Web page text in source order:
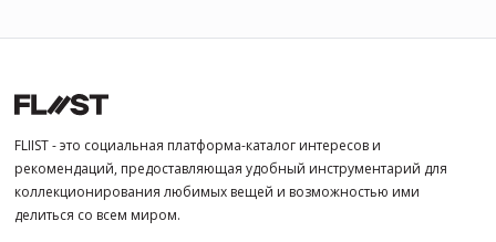
FLIIST - это социальная платформа-каталог интересов и
рекомендаций, предоставляющая удобный инструментарий для
коллекционирования любимых вещей и возможностью ими
делиться со всем миром.